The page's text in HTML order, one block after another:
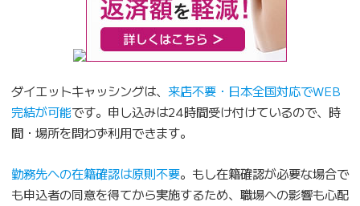
ダイエットキャッシングは、 来店不要・日本全国対応でWEB
完結が可能です。申し込みは24時間受け付けているので、時
間・場所を問わず利用できます。
勤務先への在籍確認は原則不要。もし在籍確認が必要な場合で
も申込者の同意を得てから実施するため、職場への影響も心配